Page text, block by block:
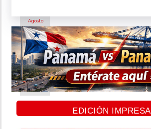
Agosto
05,
2026
¡Hizo
una
por
EDICIÓN IMPRESA